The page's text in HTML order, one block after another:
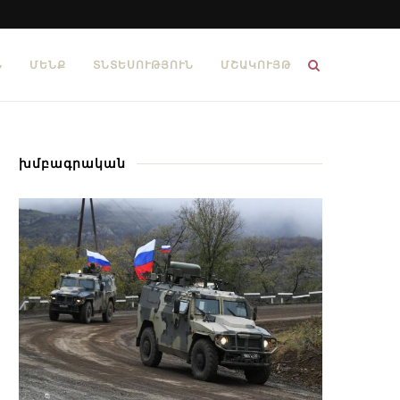
ՄԵՆՔ ՏՆՏԵՍՈՒԹՅՈՒՆ ՄՇԱԿՈՒՅԹ
խմբագրական